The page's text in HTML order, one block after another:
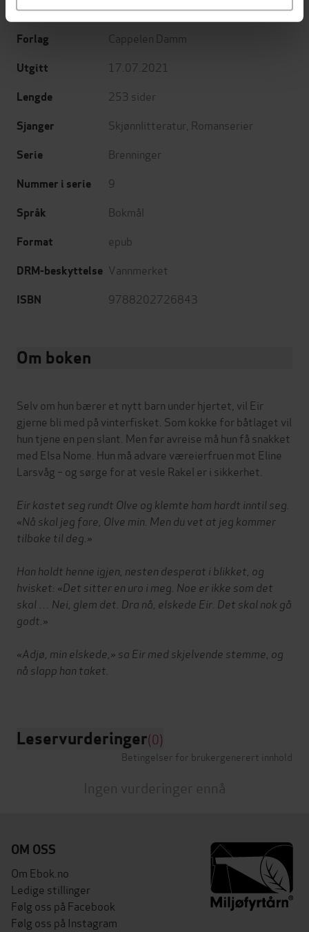
Forfattere Karen Støylen(forfatter)
Forlag Cappelen Damm
Utgitt 17.07.2021
Lengde 253 sider
Sjanger Skjønnlitteratur Romanserier
Serie Brenninger
Nummer i serie 9
Språk Bokmål
Format epub
DRM-beskyttelse Vannmerket
ISBN 9788202726843
Om boken
Selv om hun bærer et nytt barn under hjertet, vil Eir
gjerne bli med på vinterfisket. Som kokke for båtlaget vil
hun tjene en pen slant. Men før avreise må hun få snakket
med Elsa Nome. Hun må advare væreierfruen mot Eline
Larsvåg – og sørge for at vesle Rakel er i sikkerhet.
Eir kastet seg rundt Olve og klemte ham hardt inntil seg.
«Nå skal jeg fare, Olve min. Men du vet at jeg kommer
tilbake til deg.»
Han holdt henne igjen, nesten desperat i blikket, og
hvisket: «Det sitter en uro i meg. Noe er ikke som det
skal … Nei, glem det. Dra nå, elskede Eir. Det skal nok gå
godt.»
«Adjø, min elskede,» sa Eir med skjelvende stemme, og
nå slapp han taket.
Leservurderinger(0)
Betingelser for brukergenerert innhold
Ingen vurderinger ennå
OM OSS
Om Ebok.no
Ledige stillinger
Følg oss på Facebook
Følg oss på Instagram